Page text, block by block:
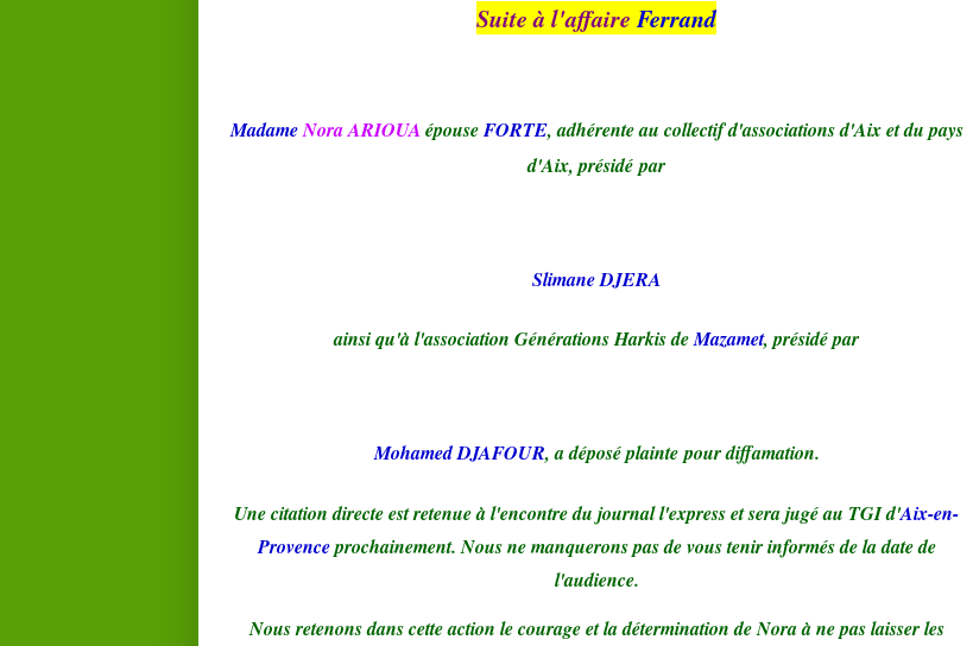
Suite à l'affaireFerrand
MadameNora ARIOUAépouseFORTE, adhérente au collectif d'associations d'Aix et du pays
d'Aix, présidé par
Slimane DJERA
ainsi qu'à l'association Générations Harkis deMazamet, présidé par
Mohamed DJAFOUR, a déposé plainte pour diffamation.
Une citation directe est retenue à l'encontre du journal l'express et sera jugé au TGI d'Aix-en-
Provenceprochainement. Nous ne manquerons pas de vous tenir informés de la date de
l'audience.
Nous retenons dans cette action le courage et la détermination de Nora à ne pas laisser les